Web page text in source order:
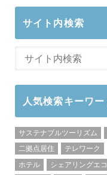
サイト内検索
人気検索キーワー
サステナブルツーリズム
二拠点居住
テレワーク
ホテル
シェアリングエ